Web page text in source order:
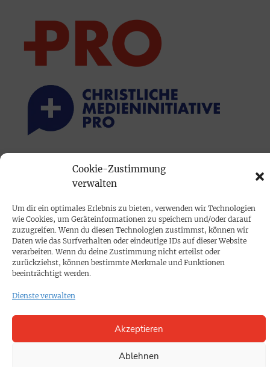
Cookie-Zustimmung
verwalten
Um dir ein optimales Erlebnis zu bieten, verwenden wir Technologien
wie Cookies, um Geräteinformationen zu speichern und/oder darauf
zuzugreifen. Wenn du diesen Technologien zustimmst, können wir
Daten wie das Surfverhalten oder eindeutige IDs auf dieser Website
verarbeiten. Wenn du deine Zustimmung nicht erteilst oder
zurückziehst, können bestimmte Merkmale und Funktionen
beeinträchtigt werden.
Dienste verwalten
Akzeptieren
Ablehnen
PRINTAUSGABE
Mediadaten
PROKOMPAKT
Impressum
SPENDEN
Datenschutz
Cookie-Richtlinie